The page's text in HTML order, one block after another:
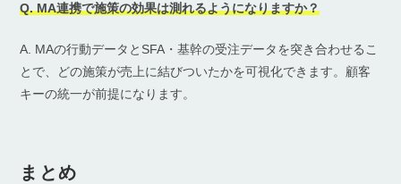
Q. MA連携で施策の効果は測れるようになりますか？
A. MAの行動データとSFA・基幹の受注データを突き合わせるこ
とで、どの施策が売上に結びついたかを可視化できます。顧客
キーの統一が前提になります。
まとめ